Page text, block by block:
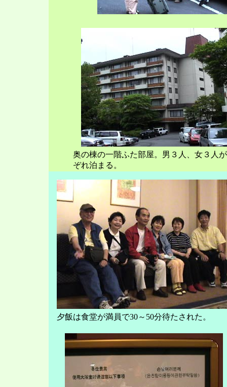
奥の棟の一階ふた部屋。男３人、女３人
ぞれ泊まる。
夕飯は食堂が満員で30～50分待たされた。